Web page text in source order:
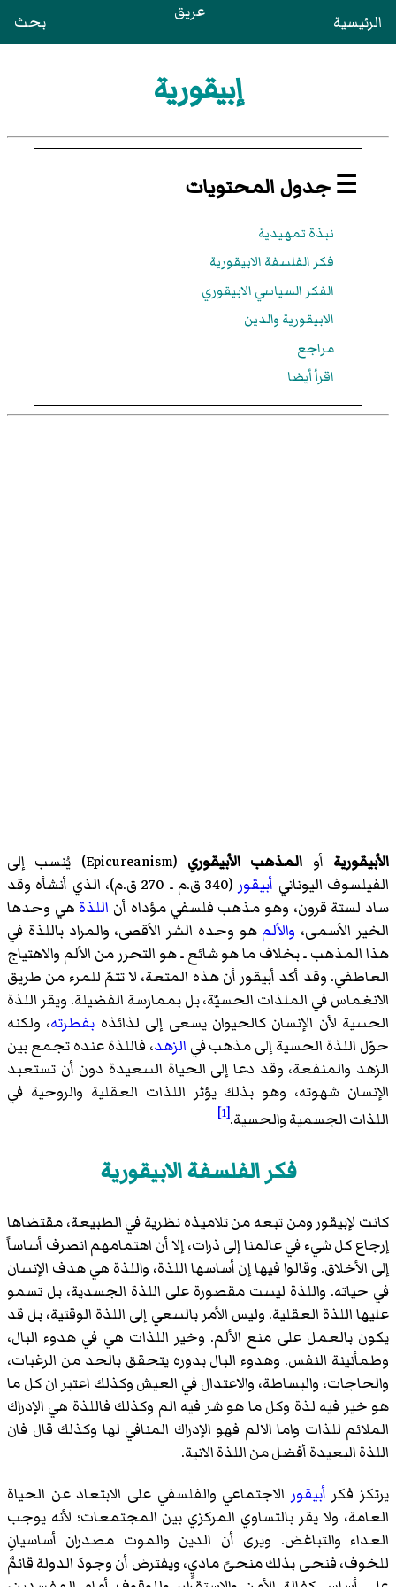
الرئيسية عريق بحث
إبيقورية
☰ جدول المحتويات
نبذة تمهيدية
فكر الفلسفة الابيقورية
الفكر السياسي الابيقوري
الابيقورية والدين
مراجع
اقرأ أيضا
الأبيقورية أو المذهب الأبيقوري (
Epicureanism)‏ يُنسب إلى
الفيلسوف اليوناني أبيقور
(340 ق.م ـ 270 ق.م)، الذي أنشأه وقد
ساد لستة قرون، وهو مذهب فلسفي مؤداه أن اللذة هي وحدها
الخير الأسمى، والألم هو وحده الشر الأقصى، والمراد باللذة في
هذا المذهب ـ بخلاف ما هو شائع ـ هو التحرر من الألم والاهتياج
العاطفي. وقد أكد أبيقور أن هذه المتعة، لا تتمّ للمرء من طريق
الانغماس في الملذات الحسيّة، بل بممارسة الفضيلة. ويقر اللذة
الحسية لأن الإنسان كالحيوان يسعى إلى لذائذه بفطرته، ولكنه
حوّل اللذة الحسية إلى مذهب في الزهد، فاللذة عنده تجمع بين
الزهد والمنفعة، وقد دعا إلى الحياة السعيدة دون أن تستعبد
الإنسان شهوته، وهو بذلك يؤثر اللذات العقلية والروحية في
اللذات الجسمية والحسية.[1]
فكر الفلسفة الابيقورية
كانت لإبيقور ومن تبعه من تلاميذه نظرية في الطبيعة، مقتضاها
إرجاع كل شيء في عالمنا إلى ذرات، إلا أن اهتمامهم انصرف أساساً
إلى الأخلاق. وقالوا فيها إن أساسها اللذة، واللذة هي هدف الإنسان
في حياته. واللذة ليست مقصورة على اللذة الجسدية، بل تسمو
عليها اللذة العقلية. وليس الأمر بالسعي إلى اللذة الوقتية، بل قد
يكون بالعمل على منع الألم. وخير اللذات هي في هدوء البال،
وطمأنينة النفس. وهدوء البال بدوره يتحقق بالحد من الرغبات،
والحاجات، والبساطة، والاعتدال في العيش وكذلك اعتبر ان كل ما
هو خير فيه لذة وكل ما هو شر فيه الم وكذلك فاللذة هي الإدراك
الملائم للذات واما الالم فهو الإدراك المنافي لها وكذلك قال فان
اللذة البعيدة أفضل من اللذة الانية.
يرتكز فكر أبيقور الاجتماعي والفلسفي على الابتعاد عن الحياة
العامة، ولا يقر بالتساوي المركزي بين المجتمعات؛ لأنه يوجب
العداء والتباغض. ويرى أن الدين والموت مصدران أساسيانِ
للخوف، فنحى بذلك منحىً ماديٍ، ويفترض أن وجودَ الدولة قائمٌ